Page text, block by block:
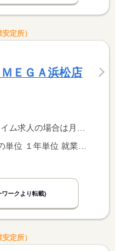
定所）
ＥＧＡ浜松店
求人の場合は時間額を表示しています。
ワークより転載)
定所）